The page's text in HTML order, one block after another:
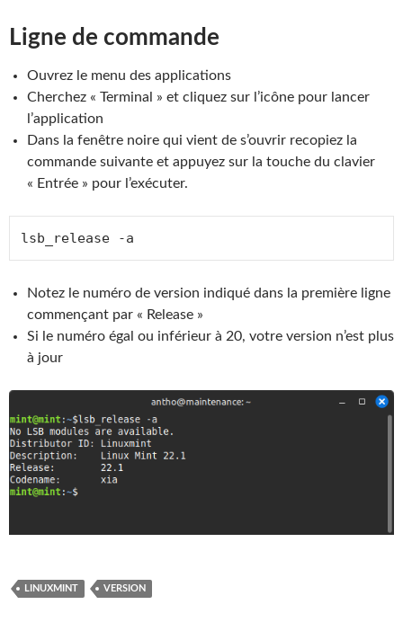
Ligne de commande
Ouvrez le menu des applications
Cherchez « Terminal » et cliquez sur l’icône pour lancer
l’application
Dans la fenêtre noire qui vient de s’ouvrir recopiez la
commande suivante et appuyez sur la touche du clavier
« Entrée » pour l’exécuter.
lsb_release -a
Notez le numéro de version indiqué dans la première ligne
commençant par « Release »
Si le numéro égal ou inférieur à 20, votre version n’est plus
à jour
LINUXMINT VERSION